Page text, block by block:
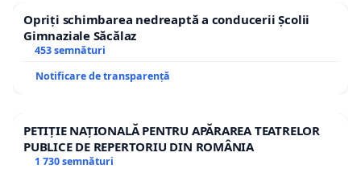
Opriți schimbarea nedreaptă a conducerii Școlii
Gimnaziale Săcălaz
453 semnături
Notificare de transparență
PETIȚIE NAȚIONALĂ PENTRU APĂRAREA TEATRELOR
PUBLICE DE REPERTORIU DIN ROMÂNIA
1 730 semnături